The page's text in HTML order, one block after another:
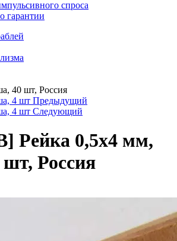
спроса
гарантии
40 шт, Россия
4 шт Предыдущий
4 шт Следующий
Рейка 0,5х4 мм,
Россия